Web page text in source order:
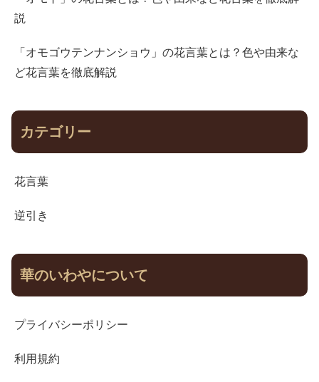
説
「オモゴウテンナンショウ」の花言葉とは？色や由来な
ど花言葉を徹底解説
カテゴリー
花言葉
逆引き
華のいわやについて
プライバシーポリシー
利用規約